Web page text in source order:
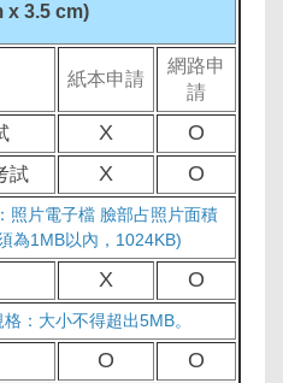
x 3.5 cm)
紙本申請
網路申
請
X
O
試 X O
照片電子檔 臉部占照片面積
為1MB以內，1024KB)
X O
：大小不得超出5MB。
O O